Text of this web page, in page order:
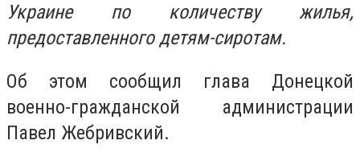
Украине по количеству жилья,
предоставленного детям-сиротам.
Об этом сообщил глава Донецкой
военно-гражданской администрации
Павел Жебривский.